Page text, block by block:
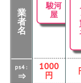
業
者
名
駿河
屋
ps4：
⇒
1000
円